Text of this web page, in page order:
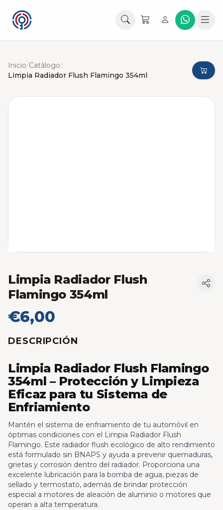
Inicio/Catálogo/
Limpia Radiador Flush Flamingo 354ml
Limpia Radiador Flush
Flamingo 354ml
€6,00
DESCRIPCIÓN
Limpia Radiador Flush Flamingo
354ml – Protección y Limpieza
Eficaz para tu Sistema de
Enfriamiento
Mantén el sistema de enfriamiento de tu automóvil en
óptimas condiciones con el Limpia Radiador Flush
Flamingo. Este radiador flush ecológico de alto rendimiento
está formulado sin BNAPS y ayuda a prevenir quemaduras,
grietas y corrosión dentro del radiador. Proporciona una
excelente lubricación para la bomba de agua, piezas de
sellado y termostato, además de brindar protección
especial a motores de aleación de aluminio o motores que
operan a alta temperatura.